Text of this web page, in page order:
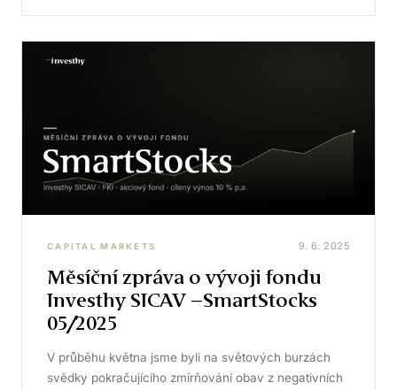
CAPITAL MARKETS 9. 6. 2025
Měsíční zpráva o vývoji fondu
Investhy SICAV –SmartStocks
05/2025
V průběhu května jsme byli na světových burzách
svědky pokračujícího zmírňování obav z negativních